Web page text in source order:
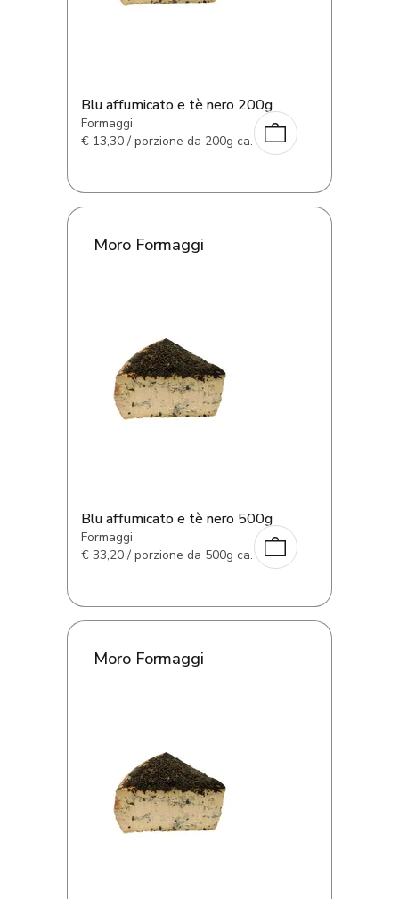
Blu affumicato e tè nero 200g
Formaggi
€ 13,30 / porzione da 200g ca.
Moro Formaggi
Blu affumicato e tè nero 500g
Formaggi
€ 33,20 / porzione da 500g ca.
Moro Formaggi